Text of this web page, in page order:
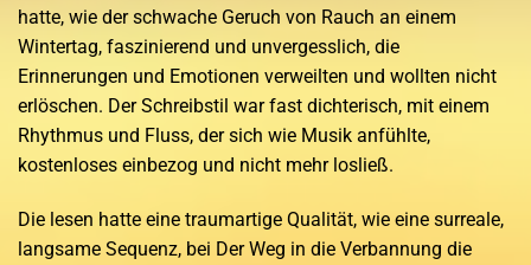
hatte, wie der schwache Geruch von Rauch an einem
Wintertag, faszinierend und unvergesslich, die
Erinnerungen und Emotionen verweilten und wollten nicht
erlöschen. Der Schreibstil war fast dichterisch, mit einem
Rhythmus und Fluss, der sich wie Musik anfühlte,
kostenloses einbezog und nicht mehr losließ.
Die lesen hatte eine traumartige Qualität, wie eine surreale,
langsame Sequenz, bei Der Weg in die Verbannung die